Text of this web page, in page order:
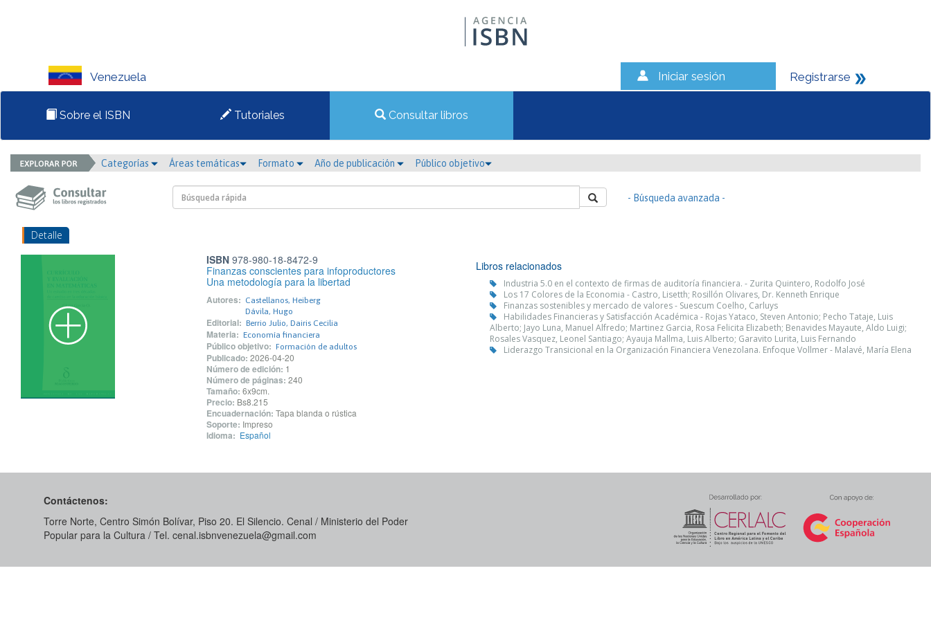
Venezuela Iniciar sesión Registrarse
Sobre el ISBN Tutoriales Consultar libros
Categorías Áreas temáticas Formato Año de publicación Público objetivo
- Búsqueda avanzada -
Detalle
ISBN978-980-18-8472-9
Finanzas conscientes para infoproductores
Una metodología para la libertad
Autores: Castellanos, Heiberg
Dávila, Hugo
Editorial: Berrio Julio, Dairis Cecilia
Materia: Economía financiera
Público objetivo: Formación de adultos
Publicado: 2026-04-20
Número de edición: 1
Número de páginas: 240
Tamaño: 6x9cm.
Precio: Bs8.215
Encuadernación: Tapa blanda o rústica
Soporte: Impreso
Idioma: Español
Libros relacionados
Industria 5.0 en el contexto de firmas de auditoría financiera. - Zurita Quintero, Rodolfo José
Los 17 Colores de la Economia - Castro, Lisetth; Rosillón Olivares, Dr. Kenneth Enrique
Finanzas sostenibles y mercado de valores - Suescum Coelho, Carluys
Habilidades Financieras y Satisfacción Académica - Rojas Yataco, Steven Antonio; Pecho Tataje, Luis
Alberto; Jayo Luna, Manuel Alfredo; Martinez Garcia, Rosa Felicita Elizabeth; Benavides Mayaute, Aldo Luigi;
Rosales Vasquez, Leonel Santiago; Ayauja Mallma, Luis Alberto; Garavito Lurita, Luis Fernando
Liderazgo Transicional en la Organización Financiera Venezolana. Enfoque Vollmer - Malavé, María Elena
Contáctenos:
Torre Norte, Centro Simón Bolívar, Piso 20. El Silencio. Cenal / Ministerio del Poder
Popular para la Cultura / Tel. cenal.isbnvenezuela@gmail.com